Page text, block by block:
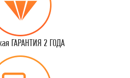
ГАРАНТИЯ 2 ГОДА